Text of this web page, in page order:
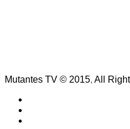
Mutantes TV © 2015, All